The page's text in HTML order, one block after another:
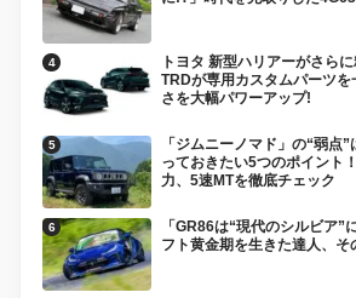
トヨタ 新型ハリアーがさら
TRDが専用カスタムパーツを
さを大幅パワーアップ!
「ジムニーノマド」の“弱点
っておきたい5つのポイント
力、5速MTを徹底チェック
「GR86は“現代のシルビア”
フト黄金期を生きた達人、そ